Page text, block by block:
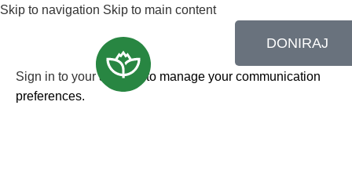
Skip to navigation Skip to main content
DONIRAJ
Sign in to your account
to manage your communication
preferences.